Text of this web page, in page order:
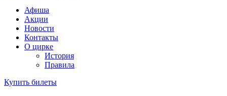
Афиша
Акции
Новости
Контакты
О цирке
История
Правила
Купить билеты